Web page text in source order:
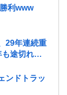
利www
29年連続重
途切れる
122勝目
ンドトラッ